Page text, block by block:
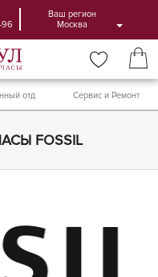
96
Ваш регион
Москва
отд Сервис и Ремонт
FOSSIL